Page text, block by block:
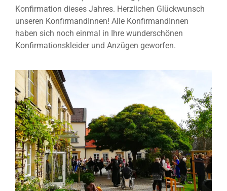
Konfirmation dieses Jahres. Herzlichen Glückwunsch
unseren KonfirmandInnen! Alle KonfirmandInnen
haben sich noch einmal in Ihre wunderschönen
Konfirmationskleider und Anzügen geworfen.